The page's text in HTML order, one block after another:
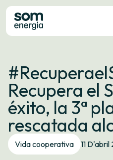
Tarifes
Serveis
Empreses
La cooperativa
Contacte
Tràmits
Recupera el
éxito, la 3ª
rescatada
Vida cooperativa 11 D'abril